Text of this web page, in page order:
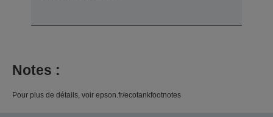
Notes :
Pour plus de détails, voir epson.fr/ecotankfootnotes